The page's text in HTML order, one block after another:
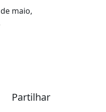
maio,
Partilhar